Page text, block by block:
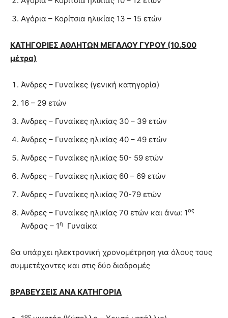
Αγόρια – Κορίτσια ηλικίας 13 – 15 ετών
ΚΑΤΗΓΟΡΙΕΣ ΑΘΛΗΤΩΝ ΜΕΓΑΛΟΥ ΓΥΡΟΥ (10.500
μέτρα)
Άνδρες – Γυναίκες (γενική κατηγορία)
16 – 29 ετών
Άνδρες – Γυναίκες ηλικίας 30 – 39 ετών
Άνδρες – Γυναίκες ηλικίας 40 – 49 ετών
Άνδρες – Γυναίκες ηλικίας 50- 59 ετών
Άνδρες – Γυναίκες ηλικίας 60 – 69 ετών
Άνδρες – Γυναίκες ηλικίας 70-79 ετών
Άνδρες – Γυναίκες ηλικίας 70 ετών και άνω: 1ος
Άνδρας – 1η Γυναίκα
Θα υπάρχει ηλεκτρονική χρονομέτρηση για όλους τους
συμμετέχοντες και στις δύο διαδρομές
ΒΡΑΒΕΥΣΕΙΣ ΑΝΑ ΚΑΤΗΓΟΡΙΑ
ος